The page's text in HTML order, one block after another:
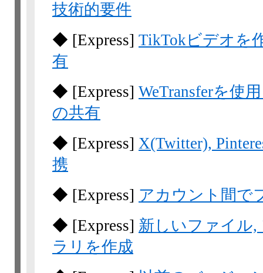
技術的要件
◆ [Express] TikTokビデオを
有
◆ [Express] WeTransferを使
の共有
◆ [Express] X(Twitter),
携
◆ [Express] アカウント間で
◆ [Express] 新しいファイル
ラリを作成